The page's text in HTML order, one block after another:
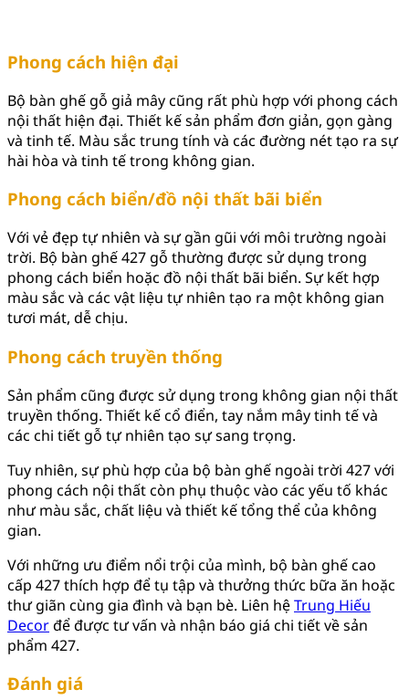
Phong cách hiện đại
Bộ bàn ghế gỗ giả mây cũng rất phù hợp với phong cách
nội thất hiện đại. Thiết kế sản phẩm đơn giản, gọn gàng
và tinh tế. Màu sắc trung tính và các đường nét tạo ra sự
hài hòa và tinh tế trong không gian.
Phong cách biển/đồ nội thất bãi biển
Với vẻ đẹp tự nhiên và sự gần gũi với môi trường ngoài
trời. Bộ bàn ghế 427 gỗ thường được sử dụng trong
phong cách biển hoặc đồ nội thất bãi biển. Sự kết hợp
màu sắc và các vật liệu tự nhiên tạo ra một không gian
tươi mát, dễ chịu.
Phong cách truyền thống
Sản phẩm cũng được sử dụng trong không gian nội thất
truyền thống. Thiết kế cổ điển, tay nắm mây tinh tế và
các chi tiết gỗ tự nhiên tạo sự sang trọng.
Tuy nhiên, sự phù hợp của bộ bàn ghế ngoài trời 427 với
phong cách nội thất còn phụ thuộc vào các yếu tố khác
như màu sắc, chất liệu và thiết kế tổng thể của không
gian.
Với những ưu điểm nổi trội của mình, bộ bàn ghế cao
cấp 427 thích hợp để tụ tập và thưởng thức bữa ăn hoặc
thư giãn cùng gia đình và bạn bè. Liên hệTrung Hiếu
Decorđể được tư vấn và nhận báo giá chi tiết về sản
phẩm 427.
Đánh giá